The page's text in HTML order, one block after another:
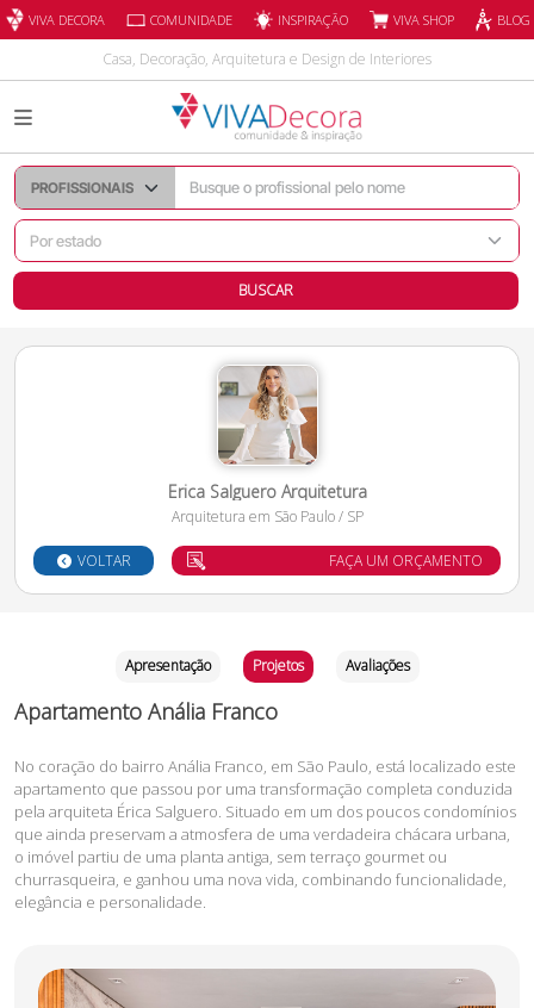
VIVA DECORA COMUNIDADE INSPIRAÇÃO VIVA SHOP
Casa, Decoração, Arquitetura e Design de Interiores
BUSCAR
Erica Salguero Arquitetura
Arquitetura em São Paulo/ SP
VOLTAR FAÇA UM ORÇAMENTO
Apresentação Projetos Avaliações
Apartamento Anália Franco
No coração do bairro Anália Franco, em São Paulo, está localizado este
apartamento que passou por uma transformação completa conduzida
pela arquiteta Érica Salguero. Situado em um dos poucos condomínios
que ainda preservam a atmosfera de uma verdadeira chácara urbana,
o imóvel partiu de uma planta antiga, sem terraço gourmet ou
churrasqueira, e ganhou uma nova vida, combinando funcionalidade,
elegância e personalidade.